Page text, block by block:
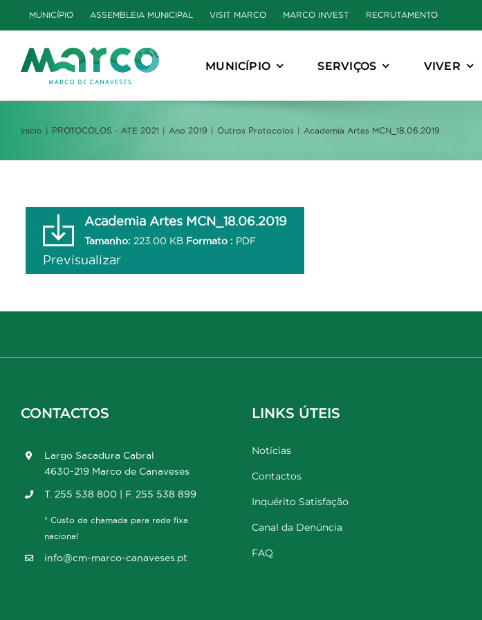
to
content
MUNICÍPIO ASSEMBLEIA MUNICIPAL VISIT MARCO MARCO INVEST RECRUTAMENTO
MUNICÍPIO SERVIÇOS VIVER
Início PROTOCOLOS - ATE 2021 Ano 2019 Outros Protocolos Academia Artes MCN_18.06.2019
Academia Artes MCN_18.06.2019
Tamanho: 223.00 KB Formato : PDF
Previsualizar
CONTACTOS
Largo Sacadura Cabral
4630-219 Marco de Canaveses
T. 255 538 800 | F. 255 538 899
* Custo de chamada para rede fixa
nacional
info@cm-marco-canaveses.pt
LINKS ÚTEIS
Notícias
Contactos
Inquérito Satisfação
Canal da Denúncia
FAQ